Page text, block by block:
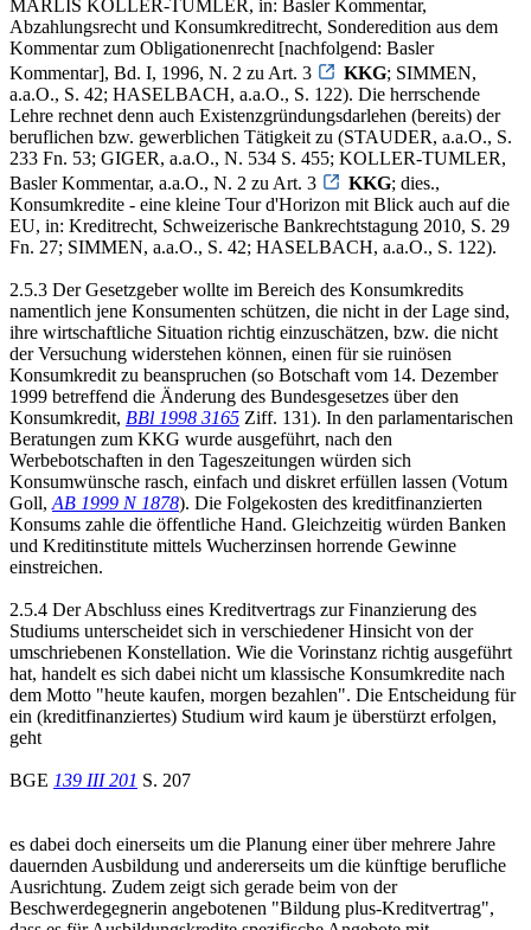
MARLIS KOLLER-TUMLER, in: Basler Kommentar,
Abzahlungsrecht und Konsumkreditrecht, Sonderedition aus dem
Kommentar zum Obligationenrecht [nachfolgend: Basler
Kommentar], Bd. I, 1996, N. 2 zu Art. 3
KKG; SIMMEN,
a.a.O., S. 42; HASELBACH, a.a.O., S. 122). Die herrschende
Lehre rechnet denn auch Existenzgründungsdarlehen (bereits) der
beruflichen bzw. gewerblichen Tätigkeit zu (STAUDER, a.a.O., S.
233 Fn. 53; GIGER, a.a.O., N. 534 S. 455; KOLLER-TUMLER,
Basler Kommentar, a.a.O., N. 2 zu Art. 3
KKG; dies.,
Konsumkredite - eine kleine Tour d'Horizon mit Blick auch auf die
EU, in: Kreditrecht, Schweizerische Bankrechtstagung 2010, S. 29
Fn. 27; SIMMEN, a.a.O., S. 42; HASELBACH, a.a.O., S. 122).
2.5.3 Der Gesetzgeber wollte im Bereich des Konsumkredits
namentlich jene Konsumenten schützen, die nicht in der Lage sind,
ihre wirtschaftliche Situation richtig einzuschätzen, bzw. die nicht
der Versuchung widerstehen können, einen für sie ruinösen
Konsumkredit zu beanspruchen (so Botschaft vom 14. Dezember
1999 betreffend die Änderung des Bundesgesetzes über den
Konsumkredit, BBl 1998 3165 Ziff. 131). In den parlamentarischen
Beratungen zum KKG wurde ausgeführt, nach den
Werbebotschaften in den Tageszeitungen würden sich
Konsumwünsche rasch, einfach und diskret erfüllen lassen (Votum
Goll, AB 1999 N 1878). Die Folgekosten des kreditfinanzierten
Konsums zahle die öffentliche Hand. Gleichzeitig würden Banken
und Kreditinstitute mittels Wucherzinsen horrende Gewinne
einstreichen.
2.5.4 Der Abschluss eines Kreditvertrags zur Finanzierung des
Studiums unterscheidet sich in verschiedener Hinsicht von der
umschriebenen Konstellation. Wie die Vorinstanz richtig ausgeführt
hat, handelt es sich dabei nicht um klassische Konsumkredite nach
dem Motto "heute kaufen, morgen bezahlen". Die Entscheidung für
ein (kreditfinanziertes) Studium wird kaum je überstürzt erfolgen,
geht
BGE 139 III 201 S. 207
es dabei doch einerseits um die Planung einer über mehrere Jahre
dauernden Ausbildung und andererseits um die künftige berufliche
Ausrichtung. Zudem zeigt sich gerade beim von der
Beschwerdegegnerin angebotenen "Bildung plus-Kreditvertrag",